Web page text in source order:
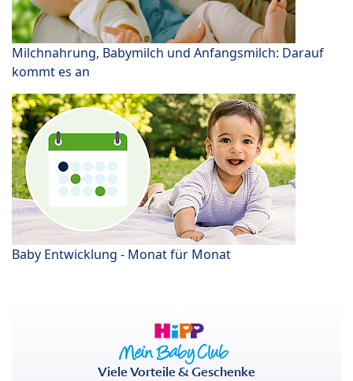
Milchnahrung, Babymilch und Anfangsmilch: Darauf
kommt es an
Baby Entwicklung - Monat für Monat
Viele Vorteile & Geschenke